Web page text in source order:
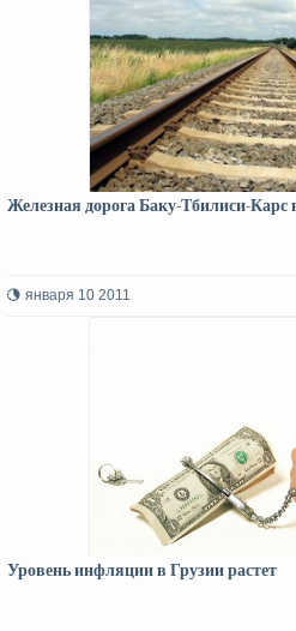
Железная дорога Баку-Тбилиси-
января 10 2011
Уровень инфляции в Грузии растет